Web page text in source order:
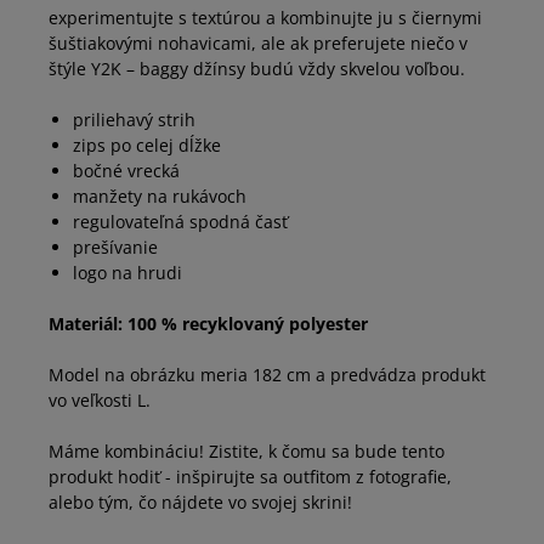
experimentujte s textúrou a kombinujte ju s čiernymi
šuštiakovými nohavicami, ale ak preferujete niečo v
štýle Y2K – baggy džínsy budú vždy skvelou voľbou.
priliehavý strih
zips po celej dĺžke
bočné vrecká
manžety na rukávoch
regulovateľná spodná časť
prešívanie
logo na hrudi
Materiál: 100 % recyklovaný polyester
Model na obrázku meria 182 cm a predvádza produkt
vo veľkosti L.
Máme kombináciu! Zistite, k čomu sa bude tento
produkt hodiť - inšpirujte sa outfitom z fotografie,
alebo tým, čo nájdete vo svojej skrini!